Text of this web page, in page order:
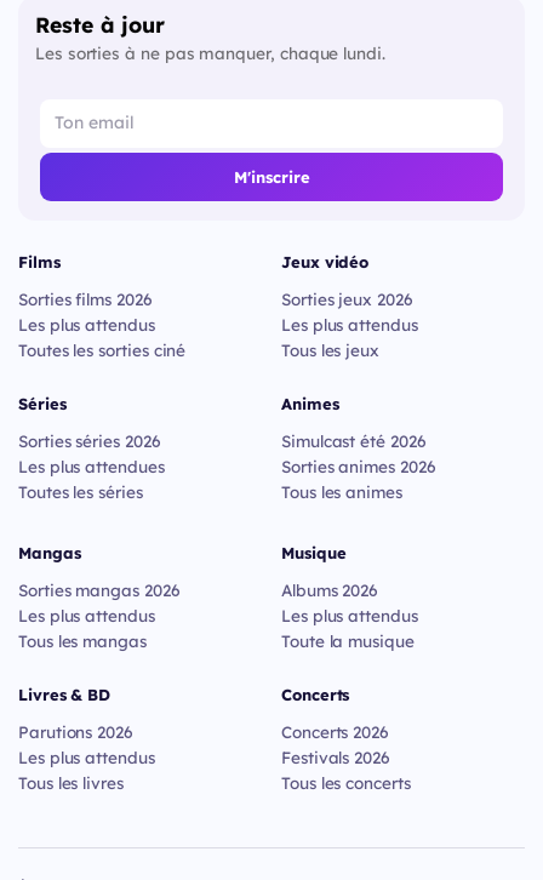
Reste à jour
Les sorties à ne pas manquer, chaque lundi.
M'inscrire
Films
Sorties films 2026
Les plus attendus
Toutes les sorties ciné
Séries
Sorties séries 2026
Les plus attendues
Toutes les séries
Jeux vidéo
Sorties jeux 2026
Les plus attendus
Tous les jeux
Animes
Simulcast été 2026
Sorties animes 2026
Tous les animes
Mangas
Sorties mangas 2026
Les plus attendus
Tous les mangas
Livres & BD
Parutions 2026
Les plus attendus
Tous les livres
Musique
Albums 2026
Les plus attendus
Toute la musique
Concerts
Concerts 2026
Festivals 2026
Tous les concerts